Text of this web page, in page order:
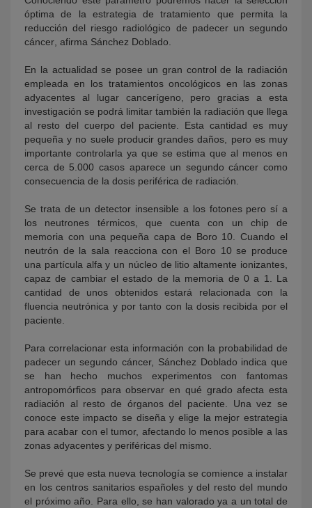
óptima de la estrategia de tratamiento que permita la
reducción del riesgo radiológico de padecer un segundo
cáncer, afirma Sánchez Doblado.
En la actualidad se posee un gran control de la radiación
empleada en los tratamientos oncológicos en las zonas
adyacentes al lugar cancerígeno, pero gracias a esta
investigación se podrá limitar también la radiación que llega
al resto del cuerpo del paciente. Esta cantidad es muy
pequeña y no suele producir grandes daños, pero es muy
importante controlarla ya que se estima que al menos en
cerca de 5.000 casos aparece un segundo cáncer como
consecuencia de la dosis periférica de radiación.
Se trata de un detector insensible a los fotones pero sí a
los neutrones térmicos, que cuenta con un chip de
memoria con una pequeña capa de Boro 10. Cuando el
neutrón de la sala reacciona con el Boro 10 se produce
una partícula alfa y un núcleo de litio altamente ionizantes,
capaz de cambiar el estado de la memoria de 0 a 1. La
cantidad de unos obtenidos estará relacionada con la
fluencia neutrónica y por tanto con la dosis recibida por el
paciente.
Para correlacionar esta información con la probabilidad de
padecer un segundo cáncer, Sánchez Doblado indica que
se han hecho muchos experimentos con fantomas
antropomórficos para observar en qué grado afecta esta
radiación al resto de órganos del paciente. Una vez se
conoce este impacto se diseña y elige la mejor estrategia
para acabar con el tumor, afectando lo menos posible a las
zonas adyacentes y periféricas del mismo.
Se prevé que esta nueva tecnología se comience a instalar
en los centros sanitarios españoles y del resto del mundo
el próximo año. Para ello, se han valorado ya a un total de